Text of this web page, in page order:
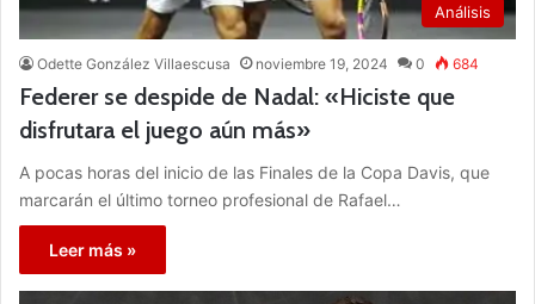
Análisis
Odette González Villaescusa noviembre 19, 2024 0 684
Federer se despide de Nadal: «Hiciste que
disfrutara el juego aún más»
A pocas horas del inicio de las Finales de la Copa Davis, que
marcarán el último torneo profesional de Rafael…
Leer más »